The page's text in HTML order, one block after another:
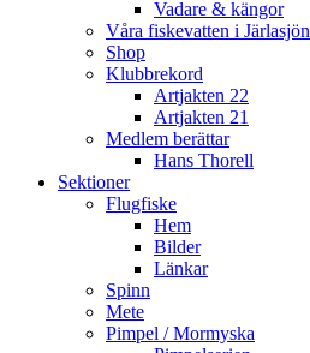
Vadare & kängor
Våra fiskevatten i Järlasjön
Shop
Klubbrekord
Artjakten 22
Artjakten 21
Medlem berättar
Hans Thorell
Sektioner
Flugfiske
Hem
Bilder
Länkar
Spinn
Mete
Pimpel / Mormyska